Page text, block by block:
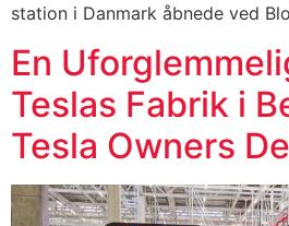
station i Danmark åbnede ved
En
Teslas Fabrik i
Tesla Owners